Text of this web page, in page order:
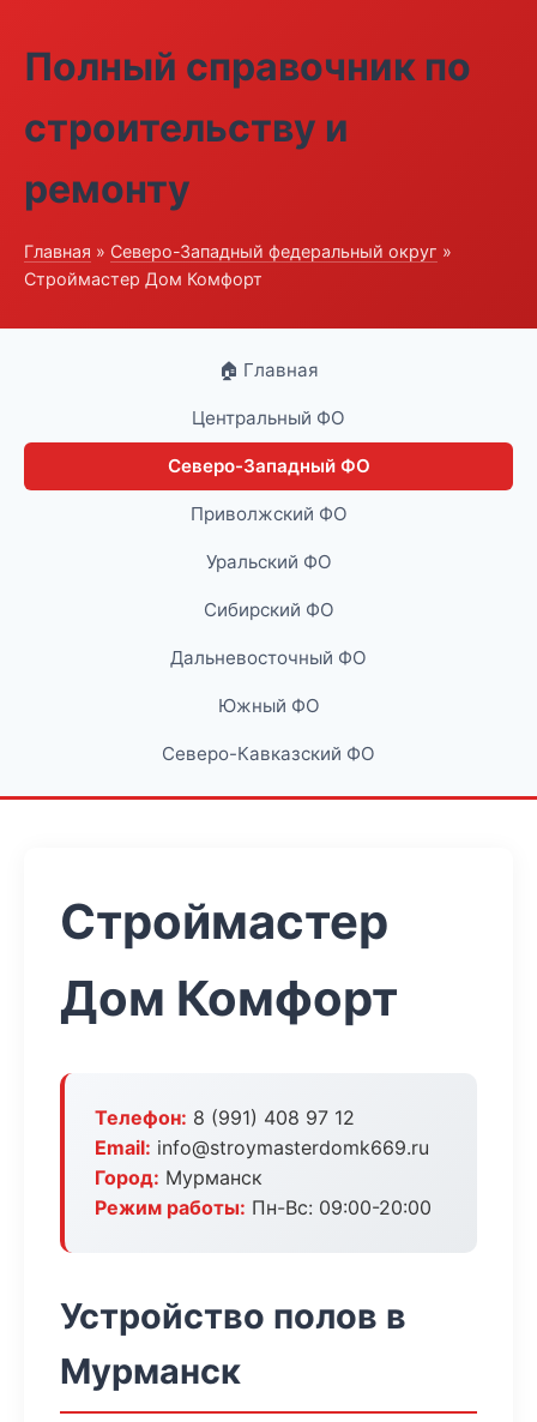
Полный справочник по
строительству и
ремонту
Главная » Северо-Западный федеральный округ »
Строймастер Дом Комфорт
🏠 Главная
Центральный ФО
Северо-Западный ФО
Приволжский ФО
Уральский ФО
Сибирский ФО
Дальневосточный ФО
Южный ФО
Северо-Кавказский ФО
Строймастер
Дом Комфорт
Телефон: 8 (991) 408 97 12
Email: info@stroymasterdomk669.ru
Город: Мурманск
Режим работы: Пн-Вс: 09:00-20:00
Устройство полов в
Мурманск